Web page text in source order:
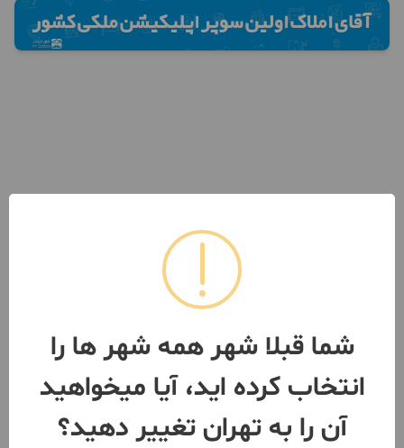
شما قبلا شهر همه شهر ها را
انتخاب کرده اید، آیا میخواهید
آن را به تهران تغییر دهید؟